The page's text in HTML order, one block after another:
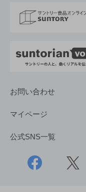
採用情報
お問い合わせ
マイページ
公式SNS一覧